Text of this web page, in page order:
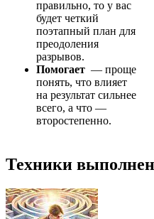
правильно, то у вас
будет четкий
поэтапный план для
преодоления
разрывов.
Помогает — проще
понять, что влияет
на результат сильнее
всего, а что —
второстепенно.
Техники